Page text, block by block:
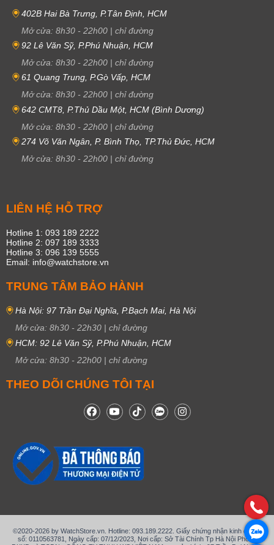
402B Hai Bà Trưng, P.Tân Định, HCM
Mở cửa: 8h30 - 22h00 | chỉ đường
92 Lê Văn Sỹ, P.Phú Nhuận, HCM
Mở cửa: 8h30 - 22h00 | chỉ đường
61 Quang Trung, P.Gò Vấp, HCM
Mở cửa: 8h30 - 22h00 | chỉ đường
642 CMT8, P.Thủ Dầu Một, HCM (Bình Dương)
Mở cửa: 8h30 - 22h00 | chỉ đường
274 Võ Văn Ngân, P. Bình Thọ, TP.Thủ Đức, HCM
Mở cửa: 8h30 - 22h00 | chỉ đường
LIÊN HỆ HỖ TRỢ
Hotline 1: 093 189 2222
Hotline 2: 097 189 3333
Hotline 3: 096 139 5555
Email: info@watchstore.vn
TRUNG TÂM BẢO HÀNH
Hà Nội: 97 Trần Đại Nghĩa, P.Bạch Mai, Hà Nội
Mở cửa: 8h30 - 22h30 | chỉ đường
HCM: 92 Lê Văn Sỹ, P.Phú Nhuận, HCM
Mở cửa: 8h30 - 22h00 | chỉ đường
THEO DÕI CHÚNG TÔI TẠI
©2020-2026 by WatchStore.vn. Hotline: 093.189.2222. Giấy chứng nhận kinh doanh
số: 0110563781, Ngày cấp: 07/12/2023, Nơi cấp: Sở Tài Chính Tp Hà Nội Phòng